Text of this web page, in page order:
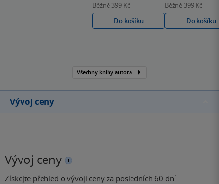
Běžně 399 Kč
Do košíku
Běžně 399 Kč
Do košíku
Všechny knihy autora
Vývoj ceny
Vývoj ceny
Získejte přehled o vývoji ceny za posledních 60 dní.